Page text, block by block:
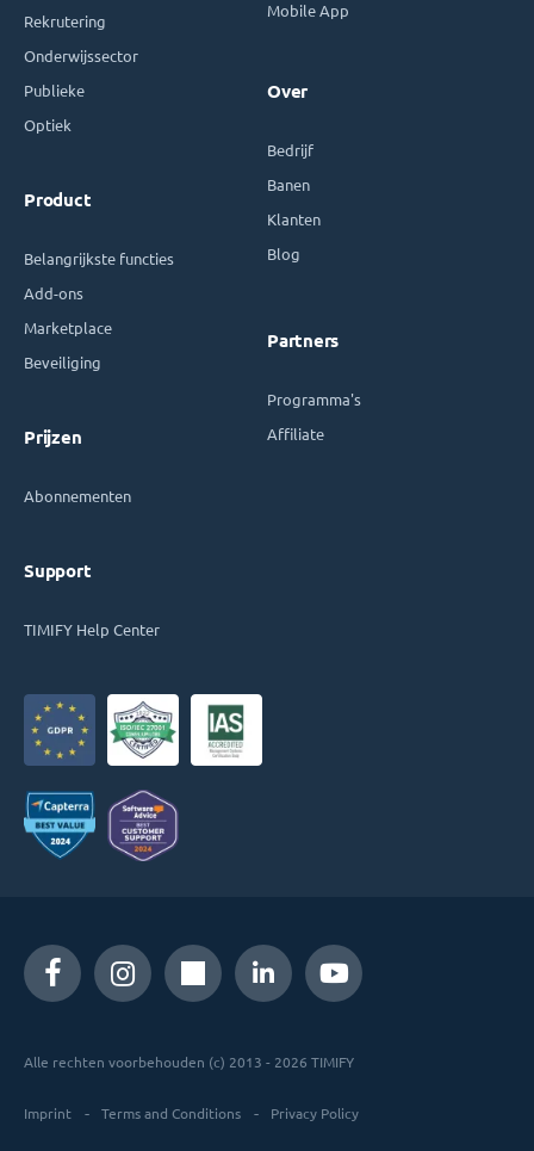
Rekrutering
Onderwijssector
Publieke
Optiek
Product
Belangrijkste functies
Add-ons
Marketplace
Beveiliging
Prijzen
Abonnementen
Support
TIMIFY Help Center
Mobile App
Over
Bedrijf
Banen
Klanten
Blog
Partners
Programma's
Affiliate
Alle rechten voorbehouden (c) 2013 - 2026 TIMIFY
Imprint Terms and Conditions Privacy Policy